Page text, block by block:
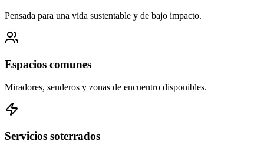
Pensada para una vida sustentable y de bajo impacto.
Espacios comunes
Miradores, senderos y zonas de encuentro disponibles.
Servicios soterrados